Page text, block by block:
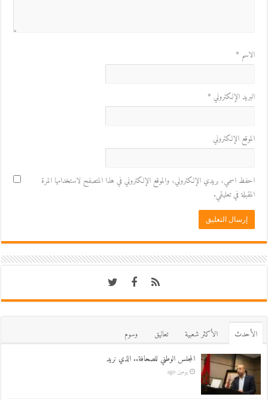
الاسم *
البريد الإلكتروني *
الموقع الإلكتروني
احفظ اسمي، بريدي الإلكتروني، والموقع الإلكتروني في هذا المتصفح لاستخدامها المرة
المقبلة في تعليقي.
اﻷحدث اﻷكثر شعبية تعاليق
وسوم
المجلس الوطني للصحافة.. الذي نريد
يومين ago